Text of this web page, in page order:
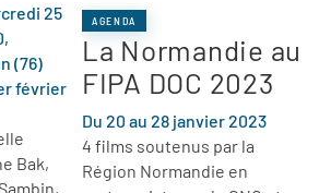
25
(76)
février
Bak,
AGENDA
La Normandie au
FIPA DOC 2023
Du 20 au 28 janvier 2023
4 films soutenus par la
Région Normandie en